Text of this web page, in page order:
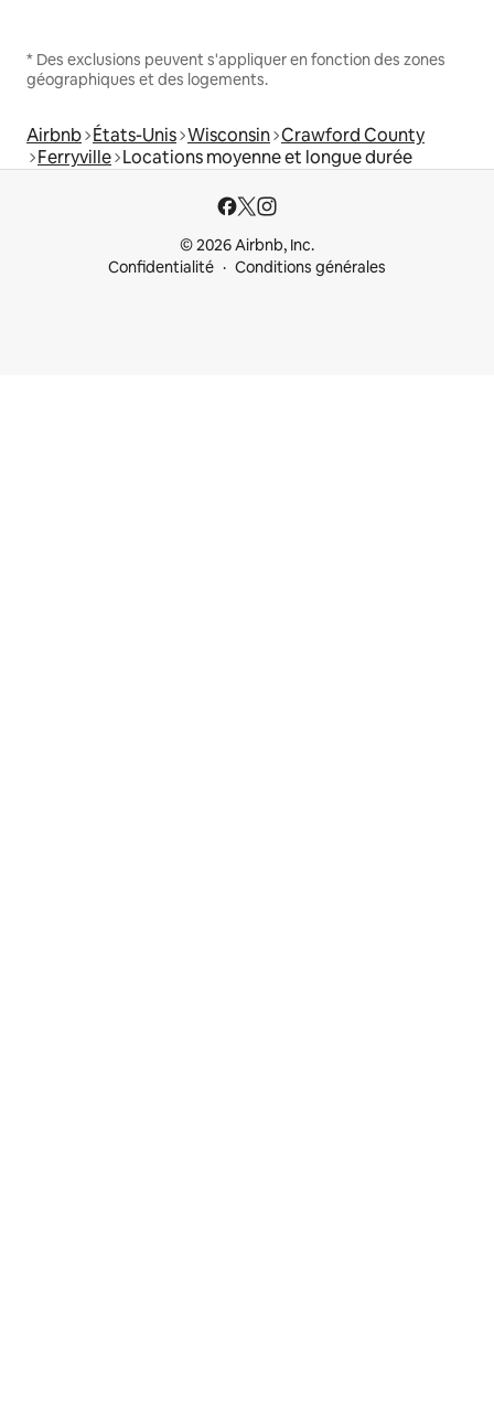
* Des exclusions peuvent s'appliquer en fonction des zones
géographiques et des logements.
Airbnb États-Unis Wisconsin Crawford County
Ferryville Locations moyenne et longue durée
© 2026 Airbnb, Inc.
Confidentialité
Conditions générales